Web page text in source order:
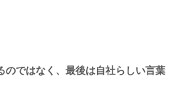
のではなく、最後は自社らしい言葉